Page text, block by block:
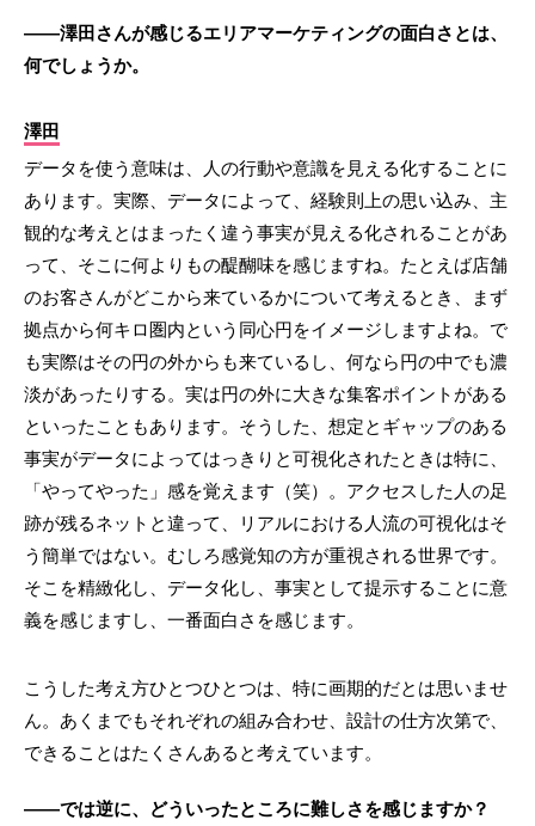
――澤田さんが感じるエリアマーケティングの面白さとは、
何でしょうか。
澤田
データを使う意味は、人の行動や意識を見える化することに
あります。実際、データによって、経験則上の思い込み、主
観的な考えとはまったく違う事実が見える化されることがあ
って、そこに何よりもの醍醐味を感じますね。たとえば店舗
のお客さんがどこから来ているかについて考えるとき、まず
拠点から何キロ圏内という同心円をイメージしますよね。で
も実際はその円の外からも来ているし、何なら円の中でも濃
淡があったりする。実は円の外に大きな集客ポイントがある
といったこともあります。そうした、想定とギャップのある
事実がデータによってはっきりと可視化されたときは特に、
「やってやった」感を覚えます（笑）。アクセスした人の足
跡が残るネットと違って、リアルにおける人流の可視化はそ
う簡単ではない。むしろ感覚知の方が重視される世界です。
そこを精緻化し、データ化し、事実として提示することに意
義を感じますし、一番面白さを感じます。
こうした考え方ひとつひとつは、特に画期的だとは思いませ
ん。あくまでもそれぞれの組み合わせ、設計の仕方次第で、
できることはたくさんあると考えています。
――では逆に、どういったところに難しさを感じますか？